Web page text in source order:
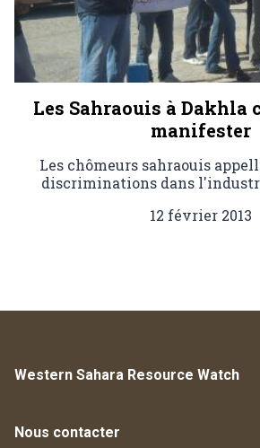
Les Sahraouis à Dakhla
manifester
Les chômeurs sahraouis
discriminations dans
12 février 2013
Western Sahara Resource Watch
Nous contacter